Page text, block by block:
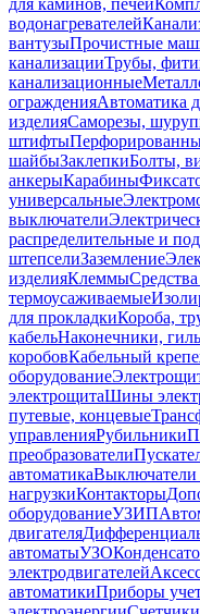
для каминов, печей
водонагревателей
вантузыПрочистные
канализацииТрубы,
канализационные
огражденияАвтоматика
изделияСаморезы,
штифты
шайбыЗаклепкиБолты,
анкерыКарабины
универсальные
выключатели
распределительные и
штепселиЗаземление
изделияКлеммы
термоусаживаемые
для прокладкиКороба,
кабельНаконечники,
коробовКабельный
оборудование
электрощитаШины
путевые, концевые
управленияРубильники
преобразователи
автоматикаВыключатели
нагрузкиКонтакторы
оборудованиеУЗИП
двигателя
автоматыУЗО
электродвигателей
автоматикиПриборы